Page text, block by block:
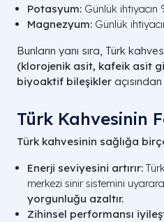
Potasyum: Günlük ihtiyacın
Magnezyum: Günlük
Bunların yanı sıra, Türk
(klorojenik asit, kafeik asit
biyoaktif bileşikler
Türk Kahvesinin
Türk kahvesinin sağlığa
Enerji seviyesini artırır:
merkezi sinir sistemini
yorgunluğu azaltır.
Zihinsel performansı